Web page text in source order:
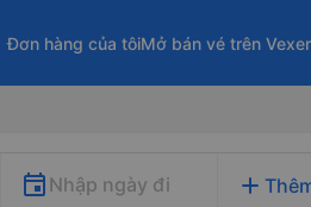
Đơn hàng của tôiMở bán vé trên
Nhập ngày đi add